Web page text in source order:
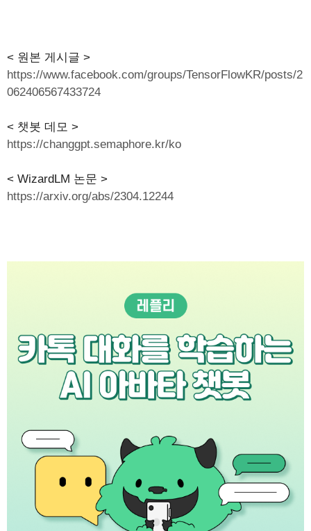
< 원본 게시글 >
https://www.facebook.com/groups/TensorFlowKR/posts/2
062406567433724
< 챗봇 데모 >
https://changgpt.semaphore.kr/ko
< WizardLM 논문 >
https://arxiv.org/abs/2304.12244